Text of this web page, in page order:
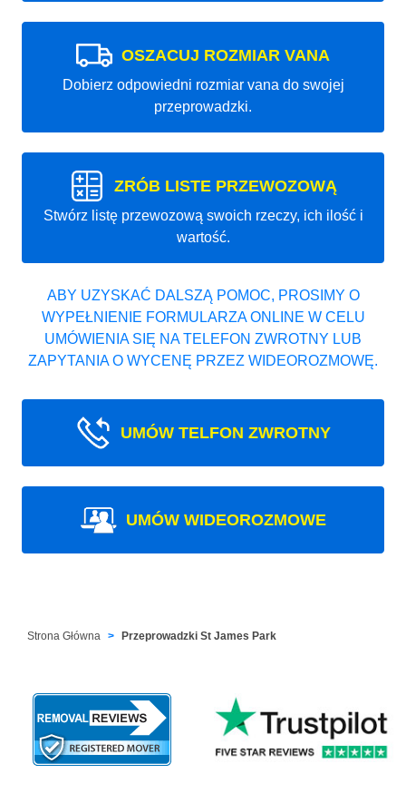
OSZACUJ ROZMIAR VANA
Dobierz odpowiedni rozmiar vana do swojej
przeprowadzki.
ZRÓB LISTE PRZEWOZOWĄ
Stwórz listę przewozową swoich rzeczy, ich ilość i
wartość.
ABY UZYSKAĆ DALSZĄ POMOC, PROSIMY O
WYPEŁNIENIE FORMULARZA ONLINE W CELU
UMÓWIENIA SIĘ NA TELEFON ZWROTNY LUB
ZAPYTANIA O WYCENĘ PRZEZ WIDEOROZMOWĘ.
UMÓW TELFON ZWROTNY
UMÓW WIDEOROZMOWE
Strona Główna Przeprowadzki St James Park